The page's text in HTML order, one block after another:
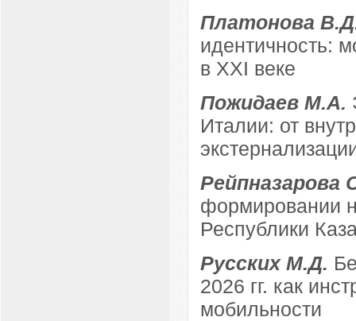
Платонова
идентичность:
в XXI веке
Пожидаев М.А.
Италии: от
Рейпназарова
формировании
Республики
Русских М.Д.
2026 гг. как
мобильности